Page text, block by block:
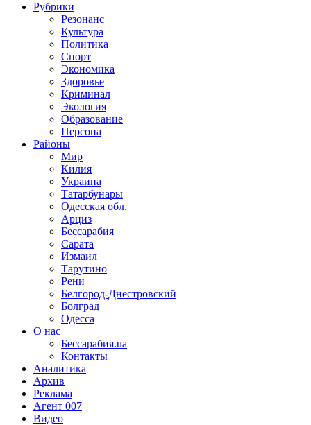
Рубрики
Резонанс
Культура
Политика
Спорт
Экономика
Здоровье
Криминал
Экология
Образование
Персона
Районы
Мир
Килия
Украина
Татарбунары
Одесская обл.
Арциз
Бессарабия
Сарата
Измаил
Тарутино
Рени
Белгород-Днестровский
Болград
Одесса
О нас
Бессарабия.ua
Контакты
Аналитика
Архив
Реклама
Агент 007
Видео